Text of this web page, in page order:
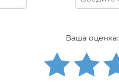
Ваша оценка: